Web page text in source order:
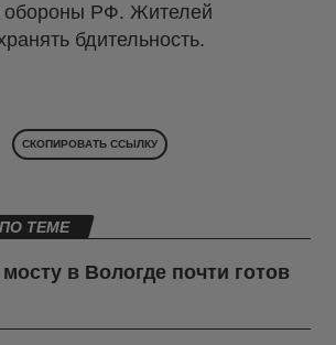
обороны РФ. Жителей
бдительность.
СКОПИРОВАТЬ ССЫЛКУ
ТЕМЕ
в Вологде почти готов